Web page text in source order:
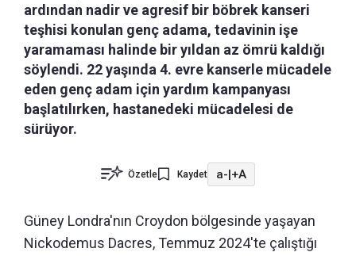
ardından nadir ve agresif bir böbrek kanseri
teşhisi konulan genç adama, tedavinin işe
yaramaması halinde bir yıldan az ömrü kaldığı
söylendi. 22 yaşında 4. evre kanserle mücadele
eden genç adam için yardım kampanyası
başlatılırken, hastanedeki mücadelesi de
sürüyor.
Özetle Kaydet a-|+A
Güney Londra'nın Croydon bölgesinde yaşayan
Nickodemus Dacres, Temmuz 2024'te çalıştığı